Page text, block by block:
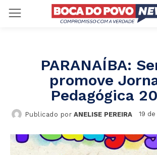
PARANAÍBA:
promove
Pedagógica
Publicado por ANELISE PEREIRA 19